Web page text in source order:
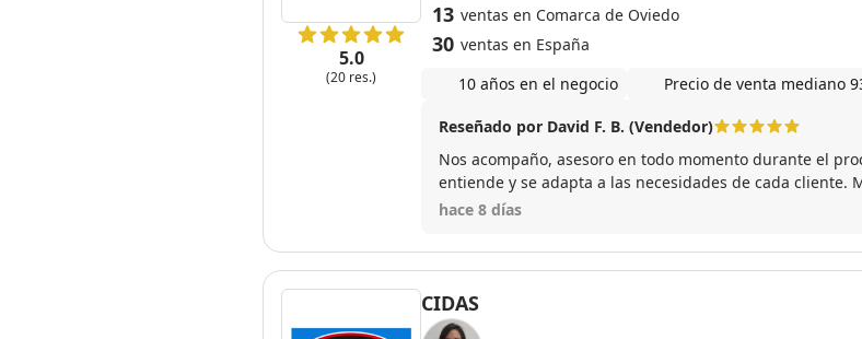
5.0
(20 res.)
13 ventas en Comarca de Oviedo
30 ventas en España
10 años en el negocio
Precio de venta mediano
Reseñado por David F. B. (Vendedor)
Nos acompaño, asesoro en todo momento durante el
entiende y se adapta a las necesidades de cada cliente.
mes. Para mi, un 10 tanto como profesional como persona.
hace 8 días
CIDAS